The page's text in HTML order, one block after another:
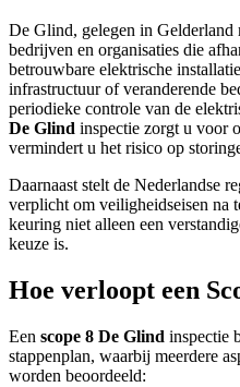
De Glind, gelegen in
bedrijven en organisaties die
betrouwbare elektrische
infrastructuur of veranderende
periodieke controle van de
De Glind inspectie zorgt u voor
vermindert u het risico op
Daarnaast stelt de Nederlandse
verplicht om veiligheidseisen na
keuring niet alleen een
keuze is.
Hoe verloopt een
Een scope 8 De Glind inspectie
stappenplan, waarbij meerdere
worden beoordeeld: